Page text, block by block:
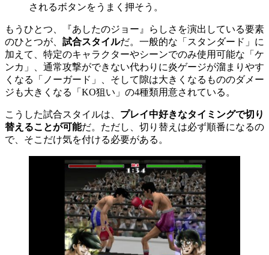
されるボタンをうまく押そう。
もうひとつ、『あしたのジョー』らしさを演出している要素
のひとつが、 試合スタイルだ。一般的な「スタンダード」に
加えて、特定のキャラクターやシーンでのみ使用可能な「ケ
ンカ」、通常攻撃ができない代わりに炎ゲージが溜まりやす
くなる「ノーガード」、そして隙は大きくなるもののダメー
ジも大きくなる「KO狙い」の4種類用意されている。
こうした試合スタイルは、 プレイ中好きなタイミングで切り
替えることが可能だ。ただし、切り替えは必ず順番になるの
で、そこだけ気を付ける必要がある。